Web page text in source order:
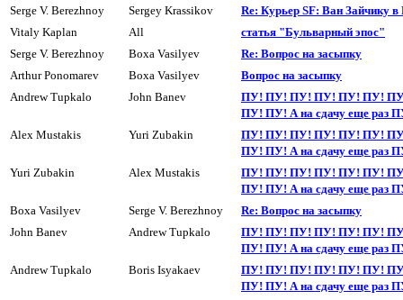
Serge V. Berezhnoy
Sergey Krassikov
Re: Курьер SF: Ван Зайчику в
Vitaly Kaplan
All
статья "Бульварный эпос"
Serge V. Berezhnoy
Boxa Vasilyev
Re: Вопрос на засыпкy
Arthur Ponomarev
Boxa Vasilyev
Вопpос на засыпкy
Andrew Tupkalo
John Banev
ПУ! ПУ! ПУ! ПУ! ПУ! ПУ!
ПУ! ПУ! А на сдачy еще раз
Alex Mustakis
Yuri Zubakin
ПУ! ПУ! ПУ! ПУ! ПУ! ПУ!
ПУ! ПУ! А на сдачу еще раз
Yuri Zubakin
Alex Mustakis
ПУ! ПУ! ПУ! ПУ! ПУ! ПУ!
ПУ! ПУ! А на сдачу еще раз
Boxa Vasilyev
Serge V. Berezhnoy
Re: Вопрос на засыпкy
John Banev
Andrew Tupkalo
ПУ! ПУ! ПУ! ПУ! ПУ! ПУ!
ПУ! ПУ! А на сдачy еще раз
Andrew Tupkalo
Boris Isyakaev
ПУ! ПУ! ПУ! ПУ! ПУ! ПУ!
ПУ! ПУ! А на сдачy еще раз